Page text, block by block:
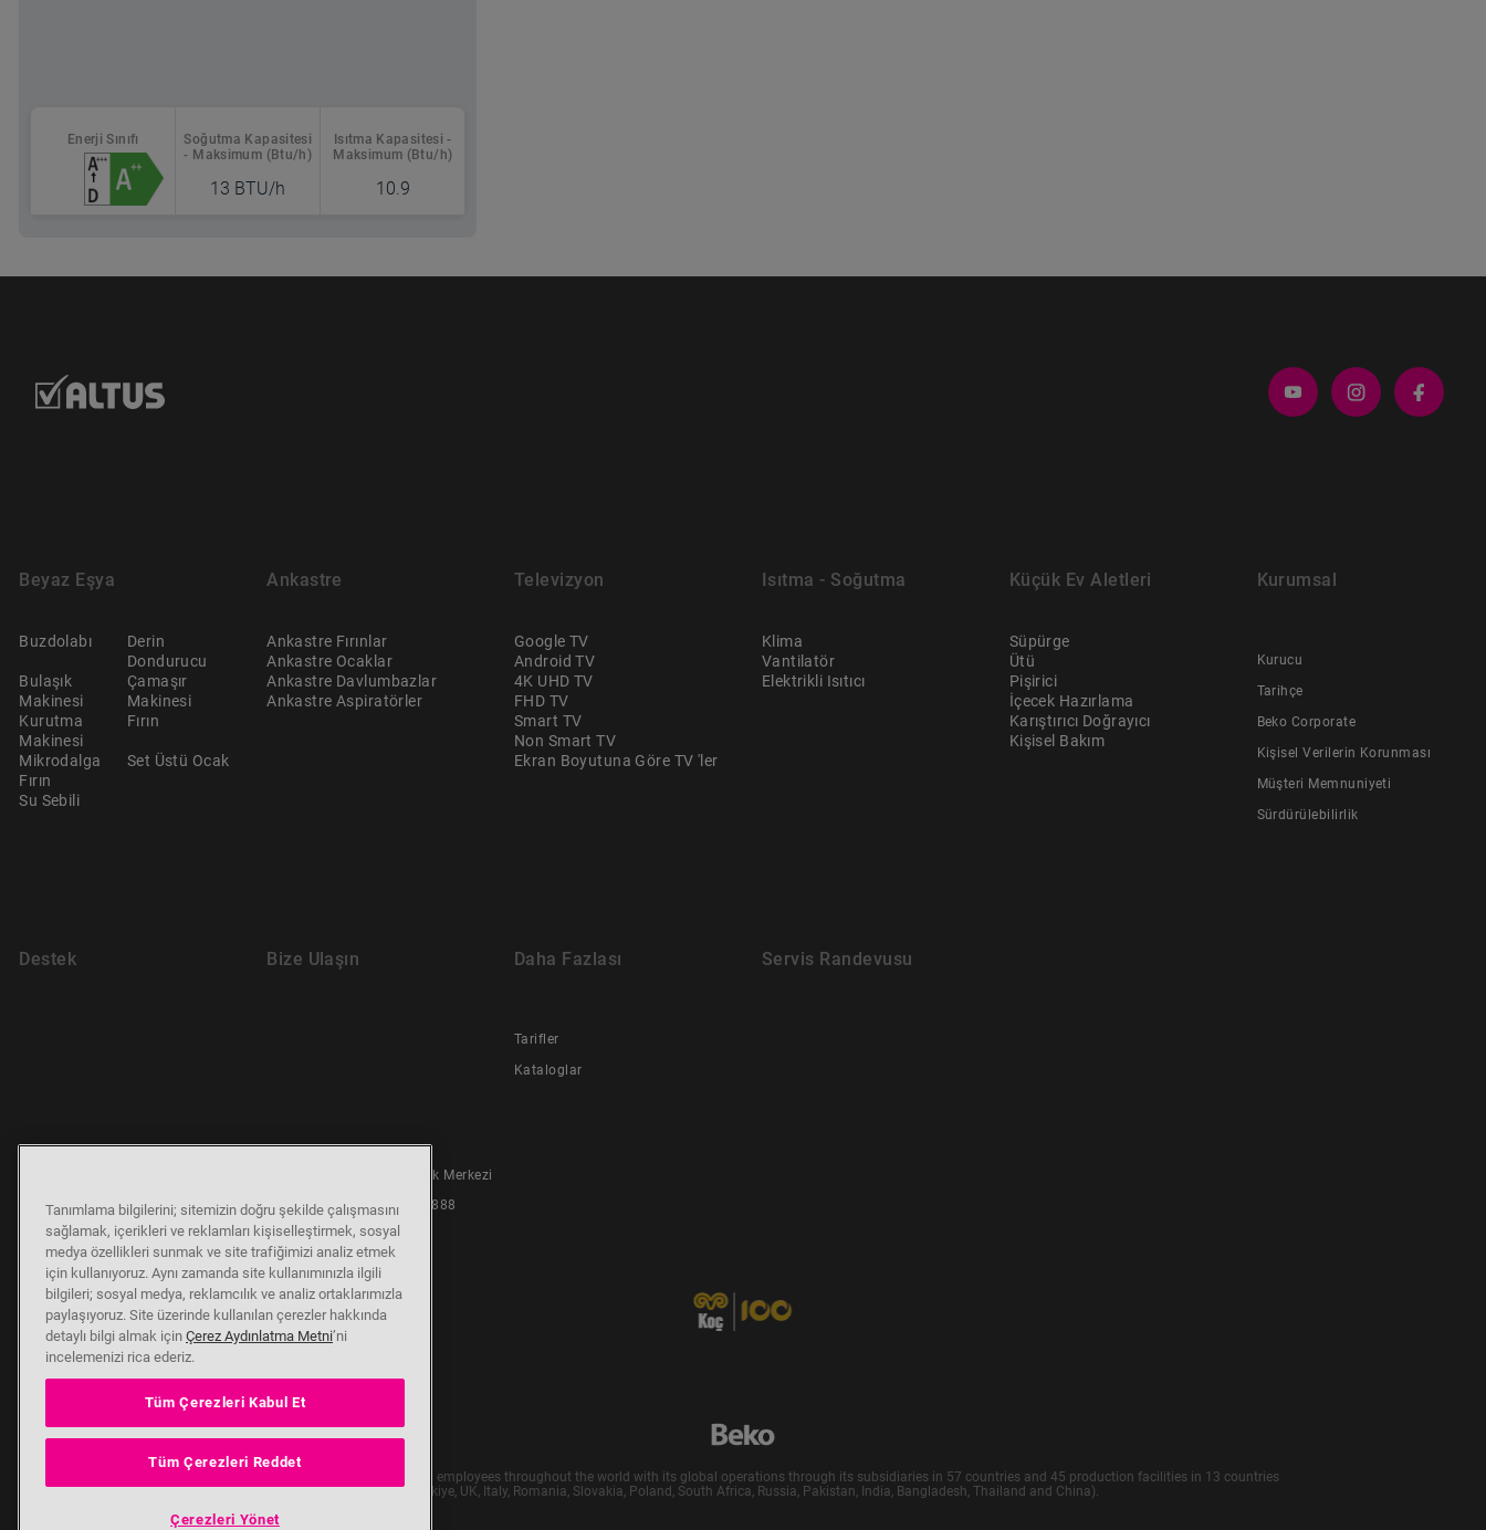
Enerji Sınıfı
Soğutma Kapasitesi
- Maksimum (Btu/h)
13 BTU/h
Isıtma Kapasitesi -
Maksimum (Btu/h)
10.9
Beyaz Eşya
Buzdolabı
Derin
Dondurucu
Bulaşık
Makinesi
Çamaşır
Makinesi
Kurutma
Makinesi
Fırın
Mikrodalga
Fırın
Set Üstü Ocak
Su Sebili
Ankastre
Ankastre Fırınlar
Ankastre Ocaklar
Ankastre Davlumbazlar
Ankastre Aspiratörler
Televizyon
Google TV
Android TV
4K UHD TV
FHD TV
Smart TV
Non Smart TV
Ekran Boyutuna Göre TV 'ler
Isıtma - Soğutma
Klima
Vantilatör
Elektrikli Isıtıcı
Küçük Ev Aletleri
Süpürge
Ütü
Pişirici
İçecek Hazırlama
Karıştırıcı Doğrayıcı
Kişisel Bakım
Kurumsal
Kurucu
Tarihçe
Beko Corporate
Kişisel Verilerin Korunması
Müşteri Memnuniyeti
Sürdürülebilirlik
Destek Bize Ulaşın Daha Fazlası
Tarifler
Kataloglar
Servis Randevusu
7/24 Çağrı Destek Merkezi
0850 210 0 888
Our parent company, Beko has 55,000 employees throughout the world with its global operations through its subsidiaries in 57 countries and 45 production facilities in 13 countries
(i.e. Türkiye, UK, Italy, Romania, Slovakia, Poland, South Africa, Russia, Pakistan, India, Bangladesh, Thailand and China).
Tanımlama bilgilerini; sitemizin doğru şekilde çalışmasını
sağlamak, içerikleri ve reklamları kişiselleştirmek, sosyal
medya özellikleri sunmak ve site trafiğimizi analiz etmek
için kullanıyoruz. Aynı zamanda site kullanımınızla ilgili
bilgileri; sosyal medya, reklamcılık ve analiz ortaklarımızla
paylaşıyoruz. Site üzerinde kullanılan çerezler hakkında
detaylı bilgi almak için Çerez Aydınlatma Metni’ni
incelemenizi rica ederiz.
Tüm Çerezleri Kabul Et
Tüm Çerezleri Reddet
Çerezleri Yönet